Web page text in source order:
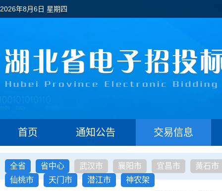
2026年8月6日 星期四
首页 通知公告 交易信息
全省 省中心 武汉市 襄阳市 宜昌市
黄石市
仙桃市
天门市 潜江市 神农架